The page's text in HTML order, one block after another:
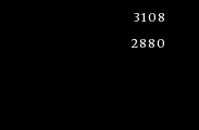
3108
2880